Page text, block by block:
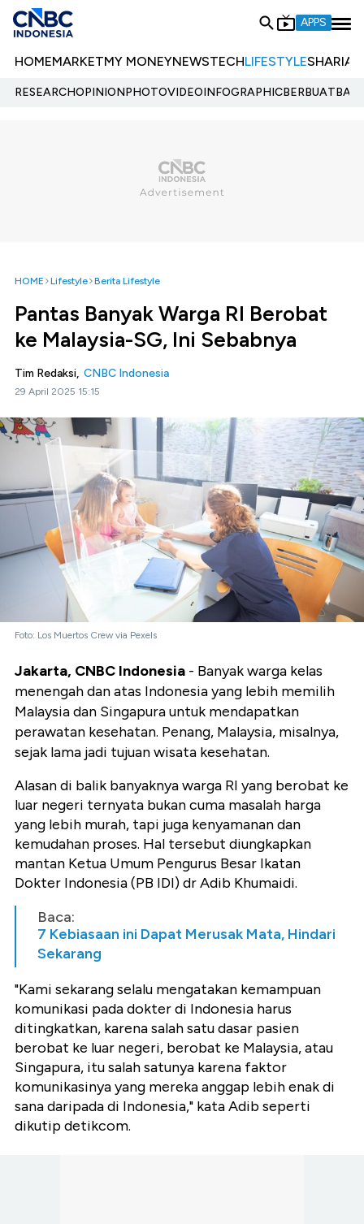
APPS
HOMEMARKETMY MONEYNEWSTECHLIFESTYLESHARIA
RESEARCHOPINIONPHOTOVIDEOINFOGRAPHIC
HOME Lifestyle Berita Lifestyle
Pantas Banyak Warga RI Berobat
ke Malaysia-SG, Ini Sebabnya
Tim Redaksi, CNBC Indonesia
29 April 2025 15:15
Foto: Los Muertos Crew via Pexels
Jakarta, CNBC Indonesia - Banyak warga kelas
menengah dan atas Indonesia yang lebih memilih
Malaysia dan Singapura untuk mendapatkan
perawatan kesehatan. Penang, Malaysia, misalnya,
sejak lama jadi tujuan wisata kesehatan.
Alasan di balik banyaknya warga RI yang berobat ke
luar negeri ternyata bukan cuma masalah harga
yang lebih murah, tapi juga kenyamanan dan
kemudahan proses. Hal tersebut diungkapkan
mantan Ketua Umum Pengurus Besar Ikatan
Dokter Indonesia (PB IDI) dr Adib Khumaidi.
Baca:
7 Kebiasaan ini Dapat Merusak Mata, Hindari
Sekarang
"Kami sekarang selalu mengatakan kemampuan
komunikasi pada dokter di Indonesia harus
ditingkatkan, karena salah satu dasar pasien
berobat ke luar negeri, berobat ke Malaysia, atau
Singapura, itu salah satunya karena faktor
komunikasinya yang mereka anggap lebih enak di
sana daripada di Indonesia," kata Adib seperti
dikutip detikcom.